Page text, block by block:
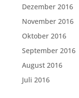
Dezember 2016
November 2016
Oktober 2016
September 2016
August 2016
Juli 2016